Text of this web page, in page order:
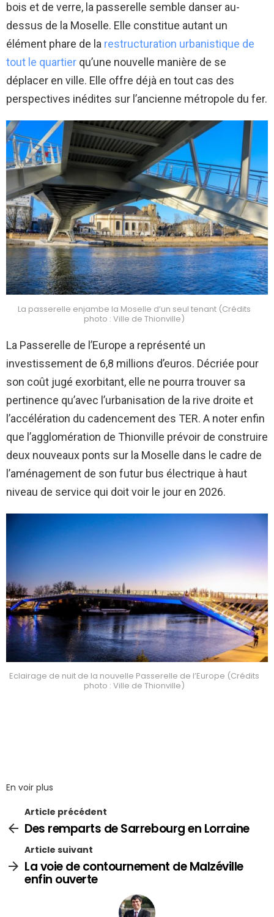
bois et de verre, la passerelle semble danser au-
dessus de la Moselle. Elle constitue autant un
élément phare de la restructuration urbanistique de
tout le quartier qu’une nouvelle manière de se
déplacer en ville. Elle offre déjà en tout cas des
perspectives inédites sur l’ancienne métropole du fer.
La passerelle enjambe la Moselle d’un seul tenant (Crédits
photo : Ville de Thionville)
La Passerelle de l’Europe a représenté un
investissement de 6,8 millions d’euros. Décriée pour
son coût jugé exorbitant, elle ne pourra trouver sa
pertinence qu’avec l’urbanisation de la rive droite et
l’accélération du cadencement des TER. A noter enfin
que l’agglomération de Thionville prévoir de construire
deux nouveaux ponts sur la Moselle dans le cadre de
l’aménagement de son futur bus électrique à haut
niveau de service qui doit voir le jour en 2026.
Eclairage de nuit de la nouvelle Passerelle de l’Europe (Crédits
photo : Ville de Thionville)
En voir plus
Article précédent
Des remparts de Sarrebourg en Lorraine
Article suivant
La voie de contournement de Malzéville
enfin ouverte